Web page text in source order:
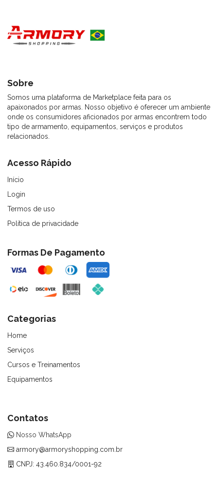
Sobre
Somos uma plataforma de Marketplace feita para os
apaixonados por armas. Nosso objetivo é oferecer um ambiente
onde os consumidores aficionados por armas encontrem todo
tipo de armamento, equipamentos, serviços e produtos
relacionados.
Acesso Rápido
Início
Login
Termos de uso
Política de privacidade
Formas De Pagamento
Categorias
Home
Serviços
Cursos e Treinamentos
Equipamentos
Contatos
Nosso WhatsApp
armory@armoryshopping.com.br
CNPJ: 43.460.834/0001-92